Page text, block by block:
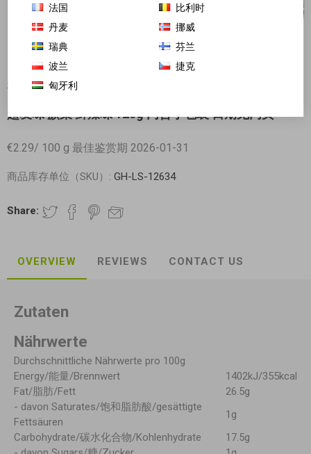
对不起-这个产品已经不再提供
超友味 蕨菜 鲜辣味 125g 内含小包装 日期见内页
€2.29/ 100 g 最佳鉴赏期 2026-01-31
商品库存单位（SKU）: GH-LS-12634
Share:
OVERVIEW REVIEWS CONTACT US
Zutaten
Nährwerte
Durchschnittliche Nährwerte pro 100g
Energy/能量/Brennwert
1402kJ/355kcal
Fat/脂肪/Fett
26.5g
- davon Saturates/饱和脂肪酸/gesättigte
Fettsäuren
1g
Carbohydrate/碳水化合物/Kohlenhydrate
17.5g
法国
比利时
丹麦
挪威
瑞典
芬兰
波兰
捷克
匈牙利